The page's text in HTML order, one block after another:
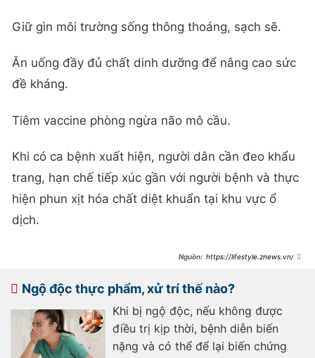
Giữ gìn môi trường sống thông thoáng, sạch sẽ.
Ăn uống đầy đủ chất dinh dưỡng để nâng cao sức
đề kháng.
Tiêm vaccine phòng ngừa não mô cầu.
Khi có ca bệnh xuất hiện, người dân cần đeo khẩu
trang, hạn chế tiếp xúc gần với người bệnh và thực
hiện phun xịt hóa chất diệt khuẩn tại khu vực ổ
dịch.
https://lifestyle.znews.vn/nh
Ngộ độc thực phẩm, xử trí thế nào?
Khi bị ngộ độc, nếu không được
điều trị kịp thời, bệnh diễn biến
nặng và có thể để lại biến chứng